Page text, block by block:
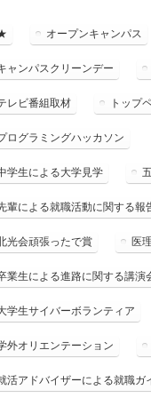
オープンキャンパス
ャンパスクリーンデー
レビ番組取材 トップ
ログラミングハッカソン
学生による大学見学
輩による就職活動に関する報
光会頑張ったで賞 医
業生による進路に関する講演
学生サイバーボランティア
外オリエンテーション
活アドバイザーによる就職ガ